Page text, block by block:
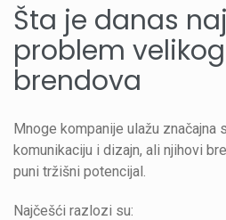
Šta je danas
problem
brendova
Mnoge kompanije ulažu značajna
komunikaciju i dizajn, ali njihovi
puni tržišni potencijal.
Najčešći razlozi su: